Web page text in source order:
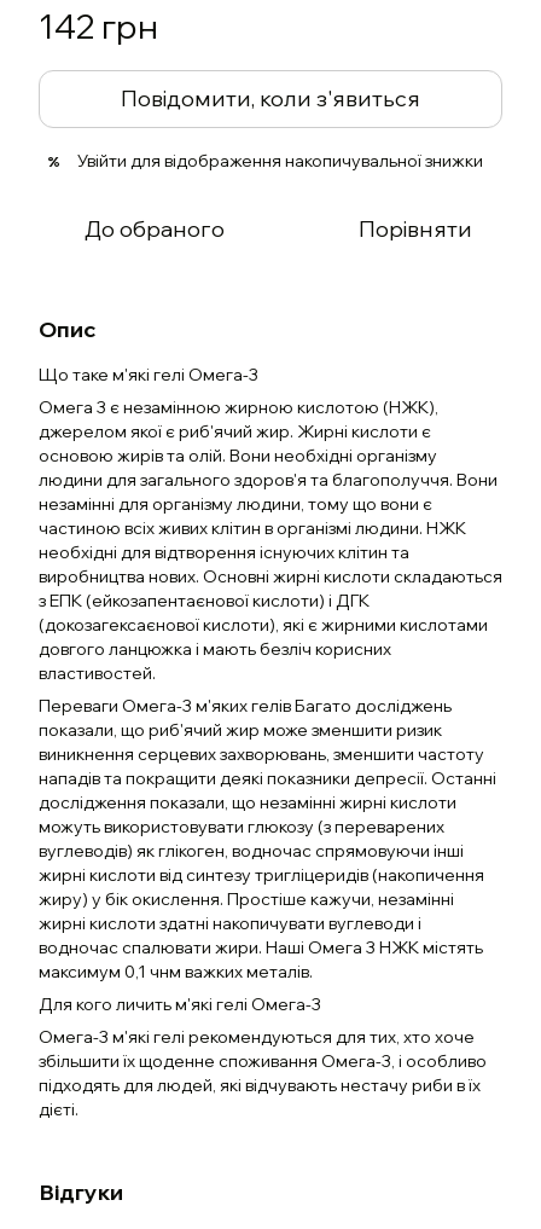
142 грн
Повідомити, коли з'явиться
% Увійти для відображення накопичувальної знижки
До обраного Порівняти
Опис
Що таке м'які гелі Омега-3
Омега 3 є незамінною жирною кислотою (НЖК),
джерелом якої є риб'ячий жир. Жирні кислоти є
основою жирів та олій. Вони необхідні організму
людини для загального здоров'я та благополуччя. Вони
незамінні для організму людини, тому що вони є
частиною всіх живих клітин в організмі людини. НЖК
необхідні для відтворення існуючих клітин та
виробництва нових. Основні жирні кислоти складаються
з ЕПК (ейкозапентаєнової кислоти) і ДГК
(докозагексаєнової кислоти), які є жирними кислотами
довгого ланцюжка і мають безліч корисних
властивостей.
Переваги Омега-3 м'яких гелів Багато досліджень
показали, що риб'ячий жир може зменшити ризик
виникнення серцевих захворювань, зменшити частоту
нападів та покращити деякі показники депресії. Останні
дослідження показали, що незамінні жирні кислоти
можуть використовувати глюкозу (з переварених
вуглеводів) як глікоген, водночас спрямовуючи інші
жирні кислоти від синтезу тригліцеридів (накопичення
жиру) у бік окислення. Простіше кажучи, незамінні
жирні кислоти здатні накопичувати вуглеводи і
водночас спалювати жири. Наші Омега 3 НЖК містять
максимум 0,1 чнм важких металів.
Для кого личить м'які гелі Омега-3
Омега-3 м'які гелі рекомендуються для тих, хто хоче
збільшити їх щоденне споживання Омега-3, і особливо
підходять для людей, які відчувають нестачу риби в їх
дієті.
Відгуки